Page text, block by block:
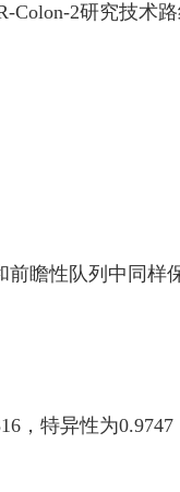
Colon-2研究技术
瞻性队列中同样
，特异性为0.9747